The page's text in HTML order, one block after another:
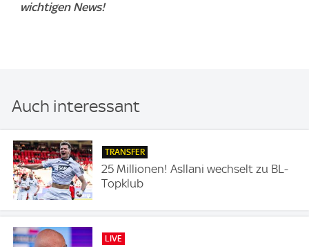
wichtigen News!
Auch interessant
TRANSFER
25 Millionen! Asllani wechselt zu BL-
Topklub
LIVE